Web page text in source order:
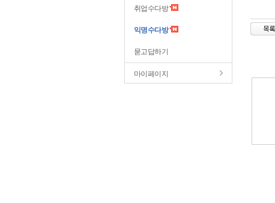
취업수다방
익명수다방
묻고답하기
마이페이지